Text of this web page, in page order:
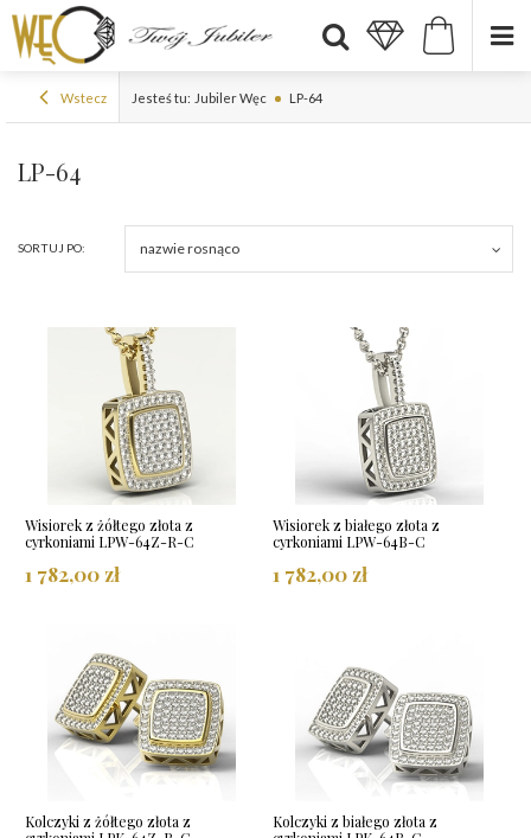
Wstecz Jesteś tu: Jubiler Węc LP-64
LP-64
SORTUJ PO: nazwie rosnąco
Wisiorek z żółtego złota z
cyrkoniami LPW-64Z-R-C
1 782,00 zł
Wisiorek z białego złota z
cyrkoniami LPW-64B-C
1 782,00 zł
Kolczyki z żółtego złota z
Kolczyki z białego złota z